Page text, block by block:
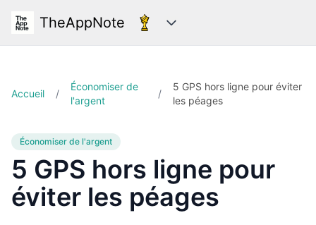
TheAppNote Catégories
Accueil /
Économiser de
l'argent
/
5 GPS hors ligne pour éviter
les péages
Économiser de l'argent
5 GPS hors ligne pour
éviter les péages